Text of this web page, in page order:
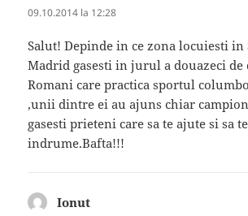
09.10.2014 la 12:28
Salut! Depinde in ce zona locuiesti in
Madrid gasesti in jurul a douazeci
Romani care practica sportul
,unii dintre ei au ajuns chiar
gasesti prieteni care sa te ajute si sa te
indrume.Bafta!!!
Ionut